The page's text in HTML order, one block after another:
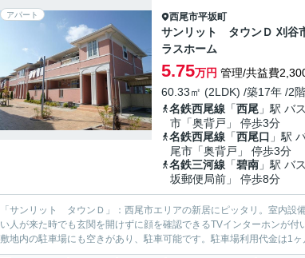
アパート 西尾市平坂町
サンリット タウンＤ 刈谷
ラスホーム
5.75万円 管理/共益費
60.33㎡ (2LDK) /築17年 /2
名鉄西尾線 「西尾 」駅 バ
市「奥背戸」 停歩3分
名鉄西尾線 「西尾口 」駅
尾市「奥背戸」 停歩3分
名鉄三河線 「碧南 」駅 バ
坂郵便局前」 停歩8分
「サンリット タウンＤ」：西尾市エリアの新居にピッタリ。室内設
い人が来た時でも玄関を開けずに顔を確認できるTVインターホンが
敷地内の駐車場にも空きがあり、駐車可能です。駐車場利用代金は1